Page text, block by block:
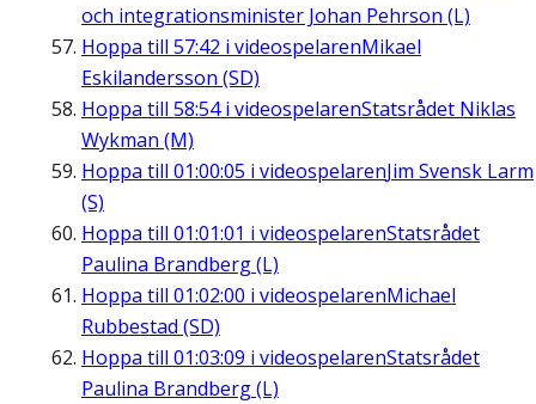
och integrationsminister Johan Pehrson (L)
Hoppa till 57:42 i videospelarenMikael
Eskilandersson (SD)
Hoppa till 58:54i videospelarenStatsrådet Niklas
Wykman (M)
Hoppa till 01:00:05 i videospelarenJim Svensk Larm
(S)
Hoppa till 01:01:01 i videospelarenStatsrådet
Paulina Brandberg (L)
Hoppa till 01:02:00 i videospelarenMichael
Rubbestad (SD)
Hoppa till 01:03:09 i videospelarenStatsrådet
Paulina Brandberg (L)